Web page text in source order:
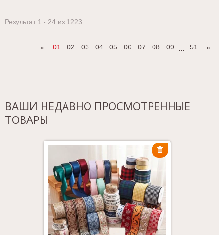
Результат 1 - 24 из 1223
« 01 02 03 04 05 06 07 08 09 51 »
ВАШИ НЕДАВНО ПРОСМОТРЕННЫЕ
ТОВАРЫ